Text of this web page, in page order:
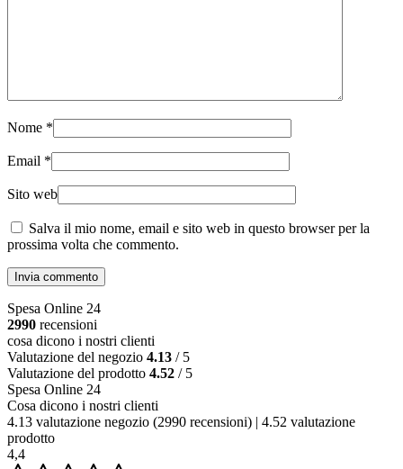
Nome *
Email *
Sito web
Salva il mio nome, email e sito web in questo browser per la
prossima volta che commento.
Invia commento
Spesa Online 24
2990 recensioni
cosa dicono i nostri clienti
Valutazione del negozio 4.13 / 5
Valutazione del prodotto 4.52 / 5
Spesa Online 24
Cosa dicono i nostri clienti
4.13 valutazione negozio (2990 recensioni) | 4.52 valutazione
prodotto
4,4